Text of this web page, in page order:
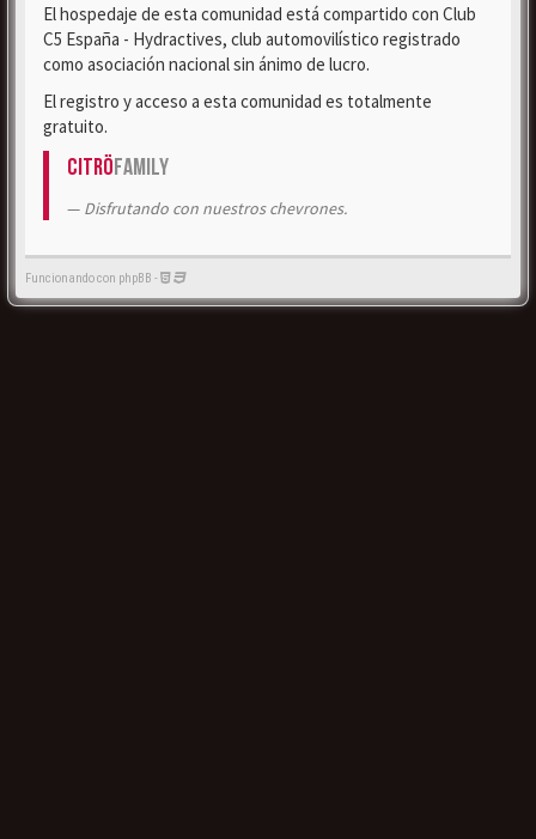
El hospedaje de esta comunidad está compartido con Club
C5 España - Hydractives, club automovilístico registrado
como asociación nacional sin ánimo de lucro.
El registro y acceso a esta comunidad es totalmente
gratuito.
CitröFamily
Disfrutando con nuestros chevrones.
Funcionando con phpBB -